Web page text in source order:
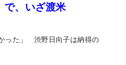
で、いざ渡米
った」 渋野日向子は納得の